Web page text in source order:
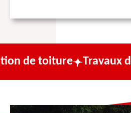
Travaux de zinguerie